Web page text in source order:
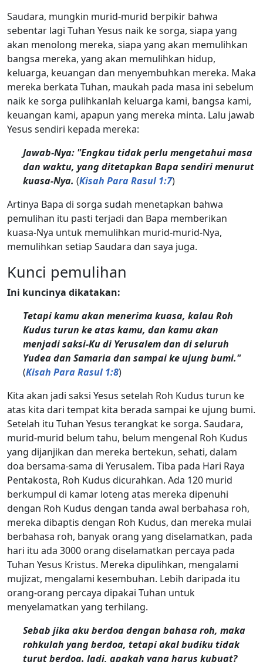
Saudara, mungkin murid-murid berpikir bahwa
sebentar lagi Tuhan Yesus naik ke sorga, siapa yang
akan menolong mereka, siapa yang akan memulihkan
bangsa mereka, yang akan memulihkan hidup,
keluarga, keuangan dan menyembuhkan mereka. Maka
mereka berkata Tuhan, maukah pada masa ini sebelum
naik ke sorga pulihkanlah keluarga kami, bangsa kami,
keuangan kami, apapun yang mereka minta. Lalu jawab
Yesus sendiri kepada mereka:
Jawab-Nya: "Engkau tidak perlu mengetahui masa
dan waktu, yang ditetapkan Bapa sendiri menurut
kuasa-Nya. (Kisah Para Rasul 1:7)
Artinya Bapa di sorga sudah menetapkan bahwa
pemulihan itu pasti terjadi dan Bapa memberikan
kuasa-Nya untuk memulihkan murid-murid-Nya,
memulihkan setiap Saudara dan saya juga.
Kunci pemulihan
Ini kuncinya dikatakan:
Tetapi kamu akan menerima kuasa, kalau Roh
Kudus turun ke atas kamu, dan kamu akan
menjadi saksi-Ku di Yerusalem dan di seluruh
Yudea dan Samaria dan sampai ke ujung bumi."
(Kisah Para Rasul 1:8)
Kita akan jadi saksi Yesus setelah Roh Kudus turun ke
atas kita dari tempat kita berada sampai ke ujung bumi.
Setelah itu Tuhan Yesus terangkat ke sorga. Saudara,
murid-murid belum tahu, belum mengenal Roh Kudus
yang dijanjikan dan mereka bertekun, sehati, dalam
doa bersama-sama di Yerusalem. Tiba pada Hari Raya
Pentakosta, Roh Kudus dicurahkan. Ada 120 murid
berkumpul di kamar loteng atas mereka dipenuhi
dengan Roh Kudus dengan tanda awal berbahasa roh,
mereka dibaptis dengan Roh Kudus, dan mereka mulai
berbahasa roh, banyak orang yang diselamatkan, pada
hari itu ada 3000 orang diselamatkan percaya pada
Tuhan Yesus Kristus. Mereka dipulihkan, mengalami
mujizat, mengalami kesembuhan. Lebih daripada itu
orang-orang percaya dipakai Tuhan untuk
menyelamatkan yang terhilang.
Sebab jika aku berdoa dengan bahasa roh, maka
rohkulah yang berdoa, tetapi akal budiku tidak
turut berdoa. Jadi, apakah yang harus kubuat?